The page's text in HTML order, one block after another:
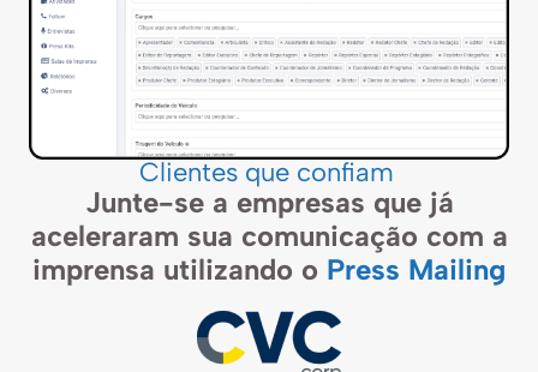
Clientes que confiam
Junte-se a empresas que já
aceleraram sua comunicação com a
imprensa utilizando o Press Mailing